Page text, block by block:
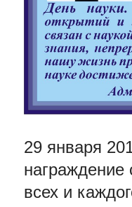
29 января
награждение
всех и